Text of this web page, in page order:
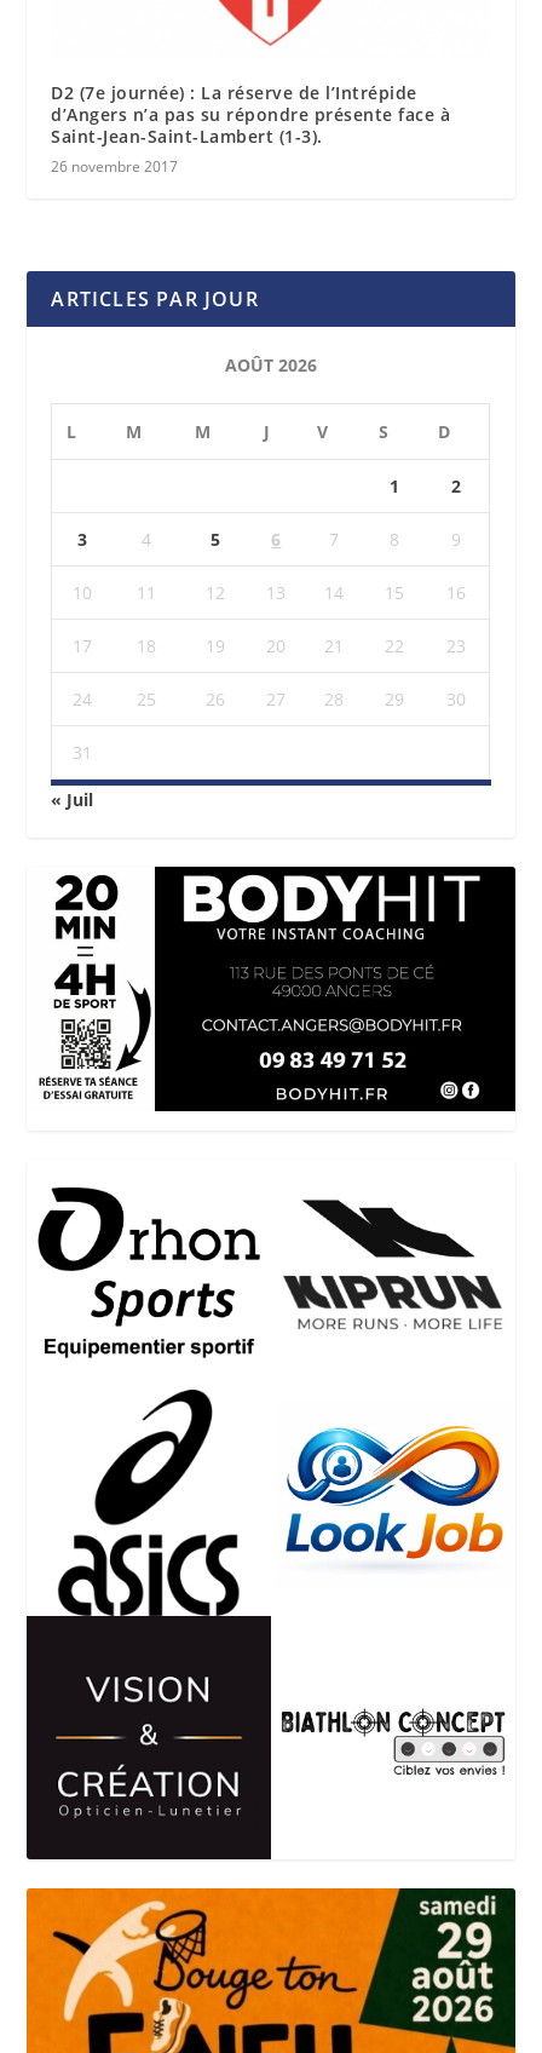
D2 (7e journée) : La réserve de l’Intrépide
d’Angers n’a pas su répondre présente face à
Saint-Jean-Saint-Lambert (1-3).
26 novembre 2017
ARTICLES PAR JOUR
AOÛT 2026
L M M J V S D
1 2
3 4 5 6 7 8 9
10 11 12 13 14 15 16
17 18 19 20 21 22 23
24 25 26 27 28 29 30
31
« Juil